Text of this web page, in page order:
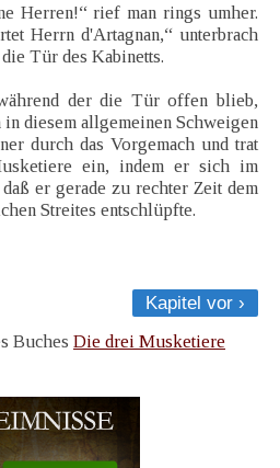
Herren!“ rief man rings umher.
Herrn d'Artagnan,“ unterbrach
Tür des Kabinetts.
der die Tür offen blieb,
diesem allgemeinen Schweigen
durch das Vorgemach und trat
ein, indem er sich im
er gerade zu rechter Zeit dem
Streites entschlüpfte.
Kapitel vor ›
Buches Die drei Musketiere